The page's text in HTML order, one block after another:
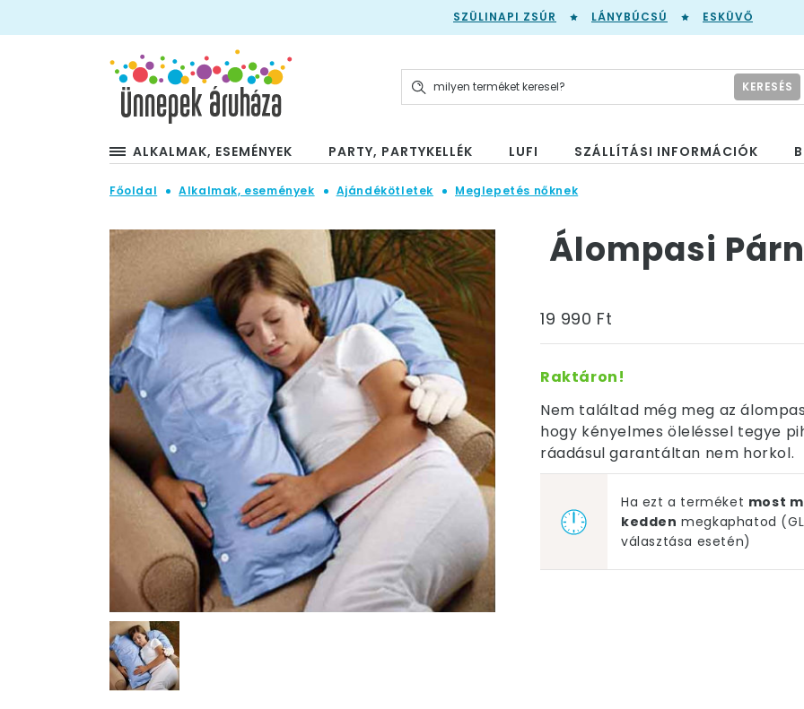
SZÜLINAPI ZSÚR LÁNYBÚCSÚ ESKÜVŐ
KERESÉS
ALKALMAK, ESEMÉNYEK PARTY, PARTYKELLÉK LUFI SZÁLLÍTÁSI INFORMÁCIÓK
Főoldal Alkalmak, események Ajándékötletek Meglepetés nőknek
Álompasi
19 990 Ft
Raktáron!
Nem találtad még meg az
hogy kényelmes öleléssel tegye
ráadásul garantáltan nem horkol.
Ha ezt a terméket most
kedden megkaphatod
választása esetén)